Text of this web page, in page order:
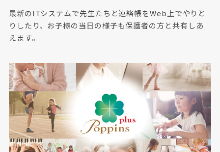
最新のITシステムで先生たちと連絡帳をWeb上でやりと
りしたり、お子様の当日の様子も保護者の方と共有しあ
えます。